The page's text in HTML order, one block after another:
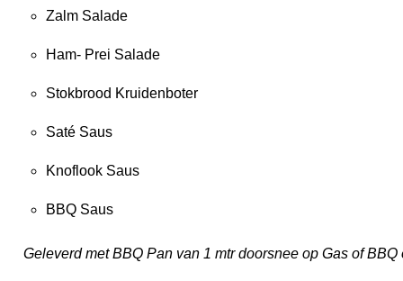
Zalm Salade
Ham- Prei Salade
Stokbrood Kruidenboter
Saté Saus
Knoflook Saus
BBQ Saus
Geleverd met BBQ Pan van 1 mtr doorsnee op Gas of BBQ